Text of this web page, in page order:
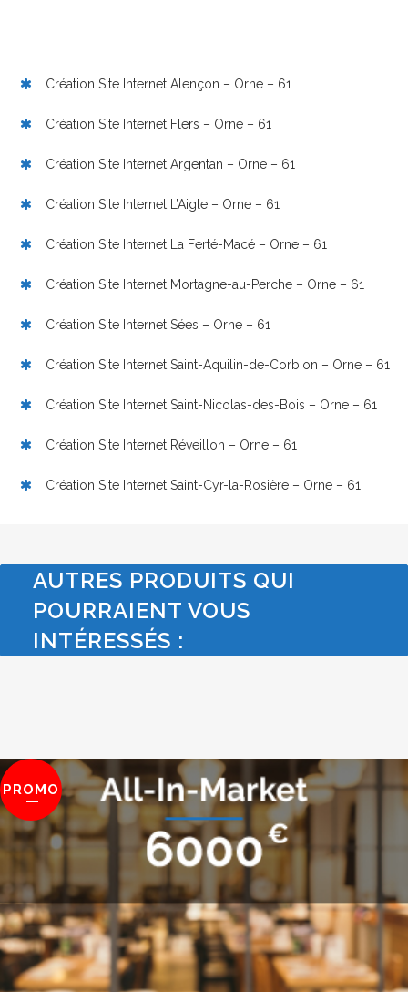
Création Site Internet Alençon – Orne – 61
Création Site Internet Flers – Orne – 61
Création Site Internet Argentan – Orne – 61
Création Site Internet L’Aigle – Orne – 61
Création Site Internet La Ferté-Macé – Orne – 61
Création Site Internet Mortagne-au-Perche – Orne – 61
Création Site Internet Sées – Orne – 61
Création Site Internet Saint-Aquilin-de-Corbion – Orne – 61
Création Site Internet Saint-Nicolas-des-Bois – Orne – 61
Création Site Internet Réveillon – Orne – 61
Création Site Internet Saint-Cyr-la-Rosière – Orne – 61
AUTRES PRODUITS QUI
POURRAIENT VOUS
INTÉRESSÉS :
PROMO